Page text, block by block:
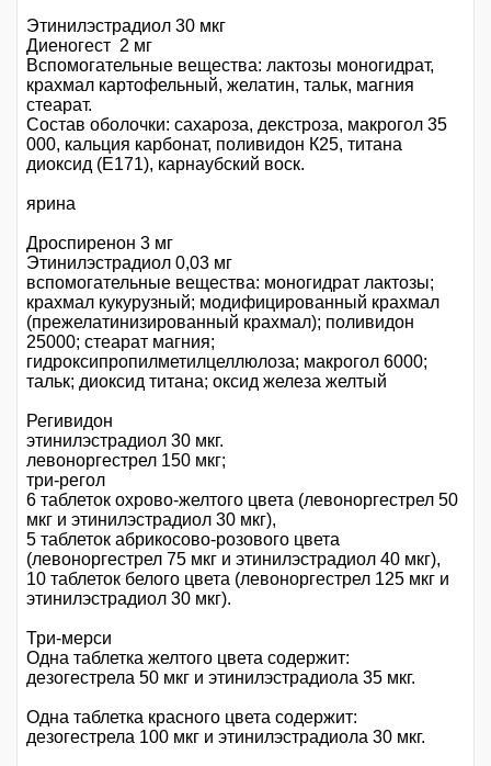
Этинилэстрадиол 30 мкг
Диеногест 2 мг
Вспомогательные вещества: лактозы моногидрат,
крахмал картофельный, желатин, тальк, магния
стеарат.
Состав оболочки: сахароза, декстроза, макрогол 35
000, кальция карбонат, поливидон К25, титана
диоксид (Е171), карнаубский воск.
ярина
Дроспиренон 3 мг
Этинилэстрадиол 0,03 мг
вспомогательные вещества: моногидрат лактозы;
крахмал кукурузный; модифицированный крахмал
(прежелатинизированный крахмал); поливидон
25000; стеарат магния;
гидроксипропилметилцеллюлоза; макрогол 6000;
тальк; диоксид титана; оксид железа желтый
Регивидон
этинилэстрадиол 30 мкг.
левоноргестрел 150 мкг;
три-регол
6 таблеток охрово-желтого цвета (левоноргестрел 50
мкг и этинилэстрадиол 30 мкг),
5 таблеток абрикосово-розового цвета
(левоноргестрел 75 мкг и этинилэстрадиол 40 мкг),
10 таблеток белого цвета (левоноргестрел 125 мкг и
этинилэстрадиол 30 мкг).
Три-мерси
Одна таблетка желтого цвета содержит:
дезогестрела 50 мкг и этинилэстрадиола 35 мкг.
Одна таблетка красного цвета содержит:
дезогестрела 100 мкг и этинилэстрадиола 30 мкг.